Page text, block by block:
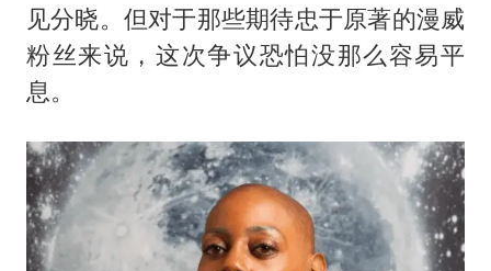
见分晓。但对于那些期待忠于原著的漫威
粉丝来说，这次争议恐怕没那么容易平
息。